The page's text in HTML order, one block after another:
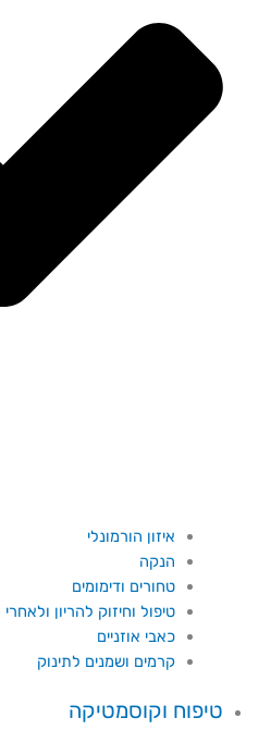
איזון הורמונלי
הנקה
טחורים ודימומים
טיפול וחיזוק להריון
כאבי אוזניים
קרמים ושמנים לתינוק
טיפוח וקוסמטיקה